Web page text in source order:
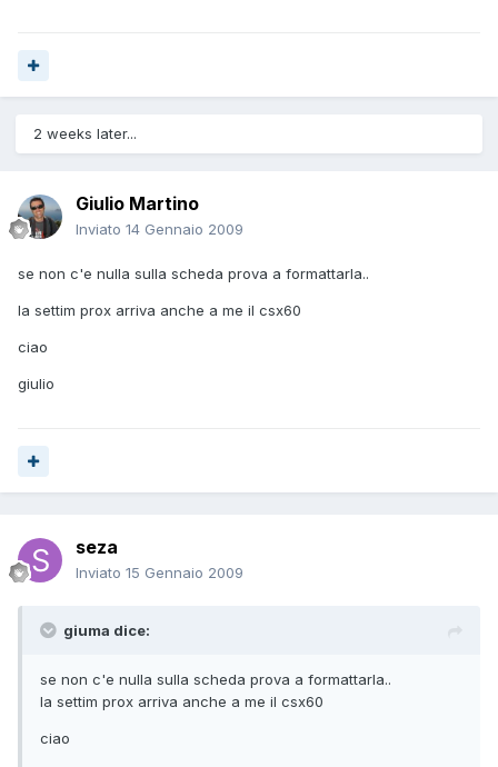
2 weeks later...
Giulio Martino
Inviato 14 Gennaio 2009
se non c'e nulla sulla scheda prova a formattarla..
la settim prox arriva anche a me il csx60
ciao
giulio
seza
Inviato 15 Gennaio 2009
giuma dice:
se non c'e nulla sulla scheda prova a formattarla..
la settim prox arriva anche a me il csx60
ciao